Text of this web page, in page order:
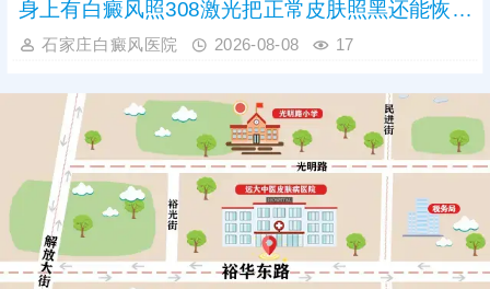
身上有白癜风照308激光把正常皮肤照黑还能恢复吗
石家庄白癜风医院 2026-08-08 17